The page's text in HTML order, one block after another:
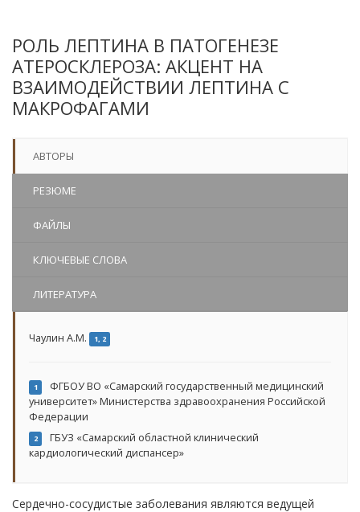
РОЛЬ ЛЕПТИНА В ПАТОГЕНЕЗЕ
АТЕРОСКЛЕРОЗА: АКЦЕНТ НА
ВЗАИМОДЕЙСТВИИ ЛЕПТИНА С
МАКРОФАГАМИ
АВТОРЫ
РЕЗЮМЕ
ФАЙЛЫ
КЛЮЧЕВЫЕ СЛОВА
ЛИТЕРАТУРА
Чаулин А.М. 1, 2
1
ФГБОУ ВО «Самарский государственный медицинский
университет» Министерства здравоохранения Российской
Федерации
2
ГБУЗ «Самарский областной клинический
кардиологический диспансер»
Сердечно-сосудистые заболевания являются ведущей